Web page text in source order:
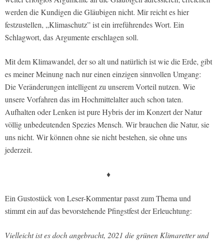
werden die Kundigen die Gläubigen nicht. Mir reicht es hier
festzustellen, „Klimaschutz” ist ein irreführendes Wort. Ein
Schlagwort, das Argumente erschlagen soll.
Mit dem Klimawandel, der so alt und natürlich ist wie die Erde, gibt
es meiner Meinung nach nur einen einzigen sinnvollen Umgang:
Die Veränderungen intelligent zu unserem Vorteil nutzen. Wie
unsere Vorfahren das im Hochmittelalter auch schon taten.
Aufhalten oder Lenken ist pure Hybris der im Konzert der Natur
völlig unbedeutenden Spezies Mensch. Wir brauchen die Natur, sie
uns nicht. Wir können ohne sie nicht bestehen, sie ohne uns
jederzeit.
♦
Ein Gustostück von Leser-Kommentar passt zum Thema und
stimmt ein auf das bevorstehende Pfingstfest der Erleuchtung:
Vielleicht ist es doch angebracht, 2021 die grünen Klimaretter und